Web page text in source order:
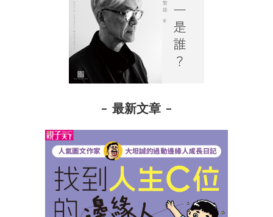
最新文章